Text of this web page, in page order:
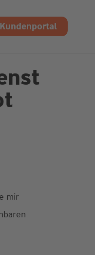
Kundenportal
mir